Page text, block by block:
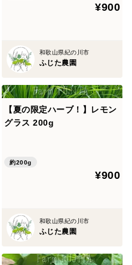
¥900
和歌山県紀の川市
ふじた農園
【夏の限定ハーブ！】レモン
グラス 200g
約200g
¥900
和歌山県紀の川市
ふじた農園